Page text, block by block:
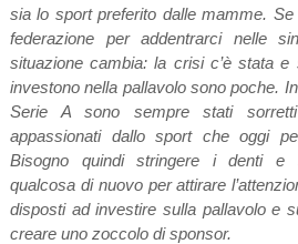
sia lo sport preferito dalle mamme.
federazione per addentrarci nelle
situazione cambia: la crisi c’è stata
investono nella pallavolo sono poche.
Serie A sono sempre stati
appassionati dallo sport che oggi
Bisogno quindi stringere i denti e
qualcosa di nuovo per attirare
disposti ad investire sulla pallavolo e
creare uno zoccolo di sponsor.